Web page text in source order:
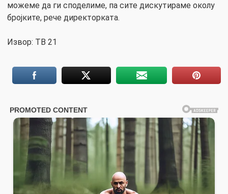
можеме да ги споделиме, па сите дискутираме околу
бројките, рече директорката.
Извор: ТВ 21